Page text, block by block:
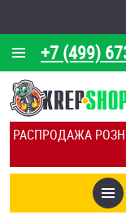
РАСПРОДАЖА
+7 (499)
О КОМПАНИИ
КАЛЬКУЛЯТОР
ОТЗЫВЫ